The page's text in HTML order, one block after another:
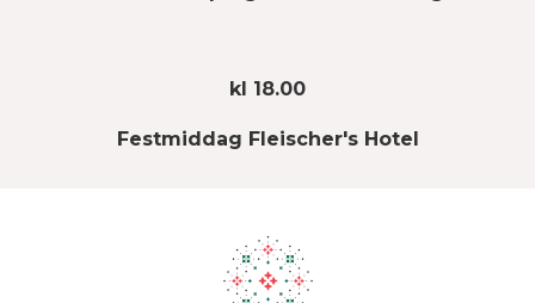
kl 18.00
Festmiddag Fleischer's Hotel